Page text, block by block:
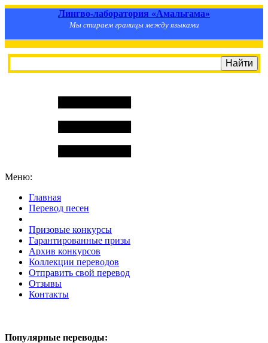
Лингво-лаборатория «Амальгама»
Мы стираем границы между языками
Меню:
Главная
Перевод песен
Призовые конкурсы
Гарантированные призы
Архив конкурсов
Коллекции переводов
Отправить свой перевод
Отзывы
Контакты
Популярные переводы: